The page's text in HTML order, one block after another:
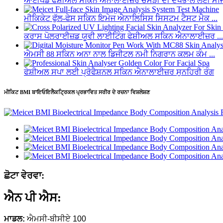
ਮੀਕਿਕੇਟ ਫੁੱਲ-ਫੇਸ ਸਕਿਨ ਇਮੇਜ ਐਨਾਲਿਸਿਸ ਸਿਸਟਮ ਟੈਸਟ ਮੈਕ ...
ਕਰਾਸ ਪੋਲਰਾਈਜ਼ਡ ਯੂਵੀ ਲਾਈਟਿੰਗ ਫੇਸ਼ੀਅਲ ਸਕਿਨ ਐਨਾਲਾਈਜ਼ਰ ...
ਐਮਸੀ 88 ਸਕਿਨ ਅਨਾ ਨਾਲ ਡਿਜੀਟਲ ਨਮੀ ਨਿਗਰਾਨ ਕਲਮ ਕੰਮ ...
ਫੇਸ਼ੀਅਲ ਸਪਾ ਲਈ ਪ੍ਰੋਫੈਸ਼ਨਲ ਸਕਿਨ ਐਨਾਲਾਈਜ਼ਰ ਸੁਨਹਿਰੀ ਰੰਗ
ਮੀਕਿਟ BMI ਬਾਇਓਇਲੈਕਟ੍ਰਿਕਲ ਪ੍ਰਭਾਵਿਤ ਸਰੀਰ ਦੇ ਰਚਨਾ ਵਿਸ਼ਲੇਸ਼ਣ
ਛੋਟਾ ਵੇਰਵਾ:
ਐਨ ਪੀ ਐਸ:
ਮਾਡਲ: ਐਮਸੀ-ਬੀਸੀਏ 100